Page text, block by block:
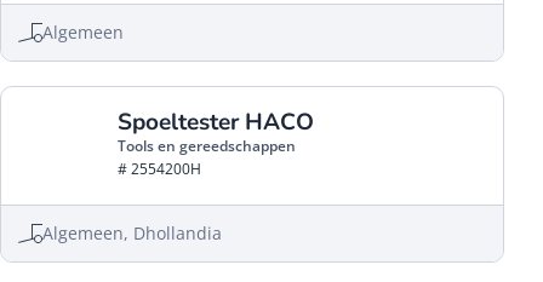
Algemeen
Spoeltester HACO
Tools en gereedschappen
# 2554200H
Algemeen, Dhollandia